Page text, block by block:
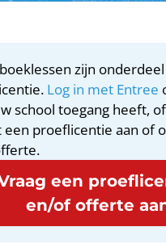
zijn onderdeel
Log in met Entree
school toegang heeft,
een proeflicentie aan of
een
en/of offerte